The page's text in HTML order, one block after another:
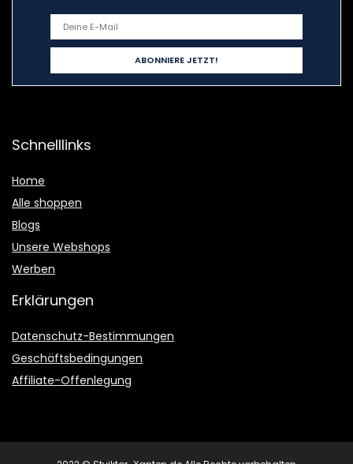
Schnelllinks
Home
Alle shoppen
Blogs
Unsere Webshops
Werben
Erklärungen
Datenschutz-Bestimmungen
Geschäftsbedingungen
Affiliate-Offenlegung